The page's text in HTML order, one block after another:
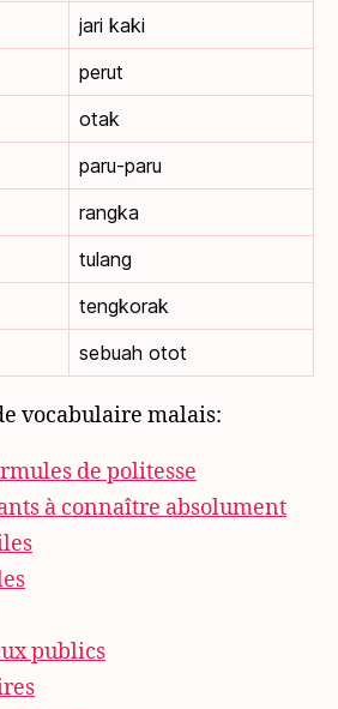
jari kaki
perut
otak
paru-paru
rangka
tulang
tengkorak
sebuah otot
vocabulaire malais:
de politesse
à connaître absolument
publics